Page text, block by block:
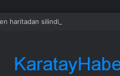
haritadan silindi: Halk tahliye edildi